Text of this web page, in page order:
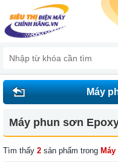
Máy
Máy phun sơn
Tìm thấy 2 sản phẩm trong